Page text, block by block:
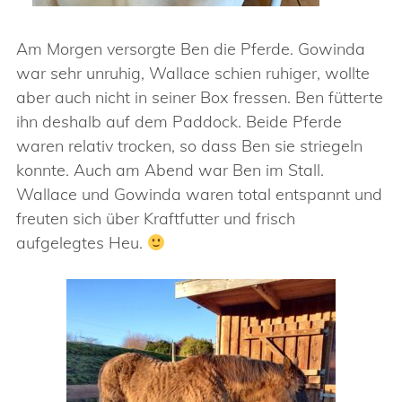
Am Morgen versorgte Ben die Pferde. Gowinda
war sehr unruhig, Wallace schien ruhiger, wollte
aber auch nicht in seiner Box fressen. Ben fütterte
ihn deshalb auf dem Paddock. Beide Pferde
waren relativ trocken, so dass Ben sie striegeln
konnte. Auch am Abend war Ben im Stall.
Wallace und Gowinda waren total entspannt und
freuten sich über Kraftfutter und frisch
aufgelegtes Heu.